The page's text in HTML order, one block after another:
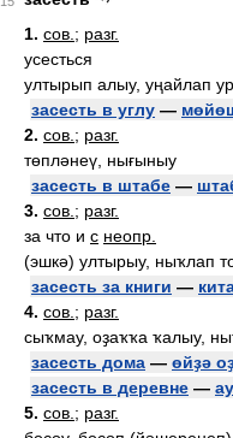
1. сов. ; разг.
усесться
ултырып алыу, уңайлап
засесть в углу —
2. сов. ; разг.
төпләнеү, нығыныу
засесть в штабе —
3. сов. ; разг.
за что и с неопр.
(эшкә) ултырыу, ныҡлап
засесть за книги —
4. сов. ; разг.
сыҡмау, оҙаҡҡа ҡалыу,
засесть дома — өйҙә
засесть в деревне —
5. сов. ; разг.